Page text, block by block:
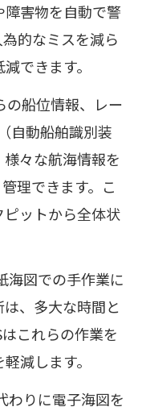
害物を自動で警
的なミスを減ら
できます。
の船位情報、レー
自動船舶識別装
々な航海情報を
理できます。こ
ットから全体状
海図での手作業に
、多大な時間と
これらの作業を
減します。
わりに電子海図を